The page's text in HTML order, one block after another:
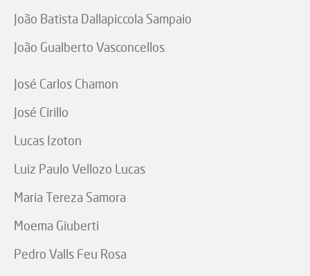
João Batista Dallapiccola Sampaio
João Gualberto Vasconcellos
José Carlos Chamon
José Cirillo
Lucas Izoton
Luiz Paulo Vellozo Lucas
Maria Tereza Samora
Moema Giuberti
Pedro Valls Feu Rosa